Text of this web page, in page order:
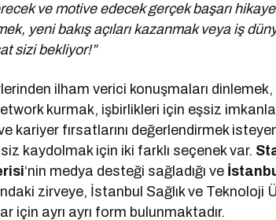
ve motive edecek gerçek başarı
yeni bakış açıları kazanmak veya iş
sizi bekliyor!”
ilham verici konuşmaları
kurmak, işbirlikleri için eşsiz
kariyer fırsatlarını değerlendirmek
kaydolmak için iki farklı seçenek var.
‘nin medya desteği sağladığı ve
zirveye, İstanbul Sağlık ve
için ayrı ayrı form bulunmaktadır.